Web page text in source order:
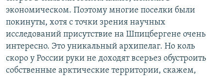
экономическом. Поэтому многие поселки были
покинуты, хотя с точки зрения научных
исследований присутствие на Шпицбергене очень
интересно. Это уникальный архипелаг. Но коль
скоро у России руки не доходят всерьез обустроить
собственные арктические территории, скажем,